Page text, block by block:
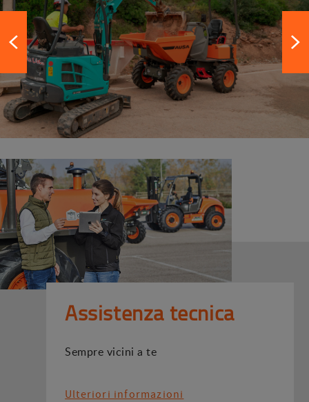
Assistenza tecnica
Sempre vicini a te
Ulteriori informazioni